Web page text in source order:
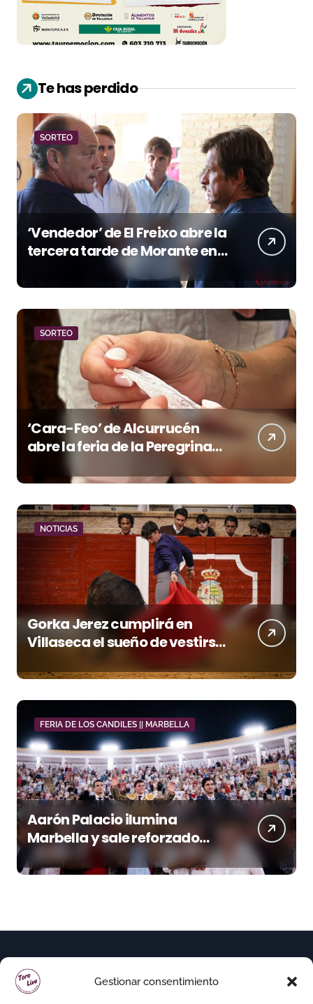
Gestionar consentimiento
Te has perdido
SORTEO
‘Vendedor’ de El Freixo abre la
tercera tarde de Morante en
la temporada portuense
SORTEO
‘Cara-Feo’ de Alcurrucén
abre la feria de la Peregrina
NOTICIAS
Gorka Jerez cumplirá en
Villaseca el sueño de vestirse
de luces ante los suyos
FERIA DE LOS CANDILES || MARBELLA
Aarón Palacio ilumina
Marbella y sale reforzado
junto a Manzanares y
Morante